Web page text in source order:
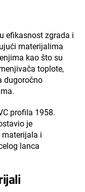
efikasnost zgrada i
materijalima
kao što su
toplote,
dugoročno
profila 1958.
je
i
lanca